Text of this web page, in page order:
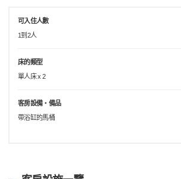
可入住人數
1到2人
床的類型
單人床 x 2
客房設備・備品
帶浴缸的馬桶